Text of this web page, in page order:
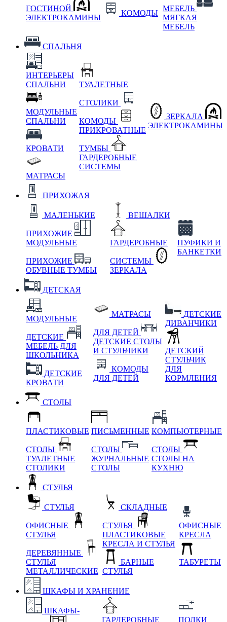
ГОСТИНОЙ
ЭЛЕКТРОКАМИНЫ
КОМОДЫ
МЕБЕЛЬ
МЯГКАЯ
МЕБЕЛЬ
СПАЛЬНЯ
ИНТЕРЬЕРЫ
СПАЛЬНИ
МОДУЛЬНЫЕ
СПАЛЬНИ
КРОВАТИ
МАТРАСЫ
ТУАЛЕТНЫЕ
СТОЛИКИ
КОМОДЫ
ПРИКРОВАТНЫЕ
ТУМБЫ
ГАРДЕРОБНЫЕ
СИСТЕМЫ
ЗЕРКАЛА
ЭЛЕКТРОКАМИНЫ
ПРИХОЖАЯ
МАЛЕНЬКИЕ
ПРИХОЖИЕ
МОДУЛЬНЫЕ
ПРИХОЖИЕ
ОБУВНЫЕ ТУМБЫ
ВЕШАЛКИ
ГАРДЕРОБНЫЕ
СИСТЕМЫ
ЗЕРКАЛА
ПУФИКИ И
БАНКЕТКИ
ДЕТСКАЯ
МОДУЛЬНЫЕ
ДЕТСКИЕ
МЕБЕЛЬ ДЛЯ
ШКОЛЬНИКА
ДЕТСКИЕ
КРОВАТИ
МАТРАСЫ
ДЛЯ ДЕТЕЙ
ДЕТСКИЕ СТОЛЫ
И СТУЛЬЧИКИ
КОМОДЫ
ДЛЯ ДЕТЕЙ
ДЕТСКИЕ
ДИВАНЧИКИ
ДЕТСКИЙ
СТУЛЬЧИК
ДЛЯ
КОРМЛЕНИЯ
СТОЛЫ
ПЛАСТИКОВЫЕ
СТОЛЫ
ТУАЛЕТНЫЕ
СТОЛИКИ
ПИСЬМЕННЫЕ
СТОЛЫ
ЖУРНАЛЬНЫЕ
СТОЛЫ
КОМПЬЮТЕРНЫЕ
СТОЛЫ
СТОЛЫ НА
КУХНЮ
СТУЛЬЯ
СТУЛЬЯ
ОФИСНЫЕ
СТУЛЬЯ
ДЕРЕВЯННЫЕ
СТУЛЬЯ
МЕТАЛЛИЧЕСКИЕ
СКЛАДНЫЕ
СТУЛЬЯ
ПЛАСТИКОВЫЕ
КРЕСЛА И СТУЛЬЯ
БАРНЫЕ
СТУЛЬЯ
ОФИСНЫЕ
КРЕСЛА
ТАБУРЕТЫ
ШКАФЫ И ХРАНЕНИЕ
ШКАФЫ-
ГАРДЕРОБНЫЕ
ПОЛКИ